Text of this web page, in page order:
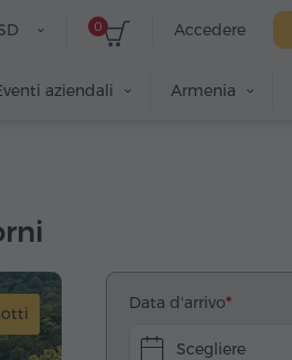
Accedere
0
aziendali Armenia
Data d'arrivo
Scegliere